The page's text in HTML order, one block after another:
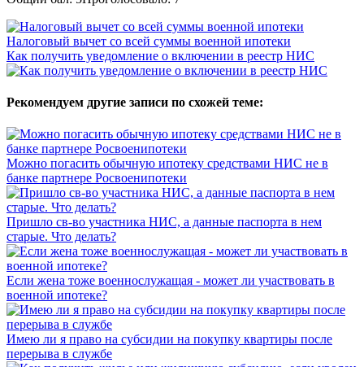
Налоговый вычет со всей суммы военной ипотеки
Как получить уведомление о включении в реестр НИС
Рекомендуем другие записи по схожей теме:
Можно погасить обычную ипотеку средствами НИС не в
банке партнере Росвоенипотеки
Пришло св-во участника НИС, а данные паспорта в нем
старые. Что делать?
Если жена тоже военнослужащая - может ли участвовать в
военной ипотеке?
Имею ли я право на субсидии на покупку квартиры после
перерыва в службе